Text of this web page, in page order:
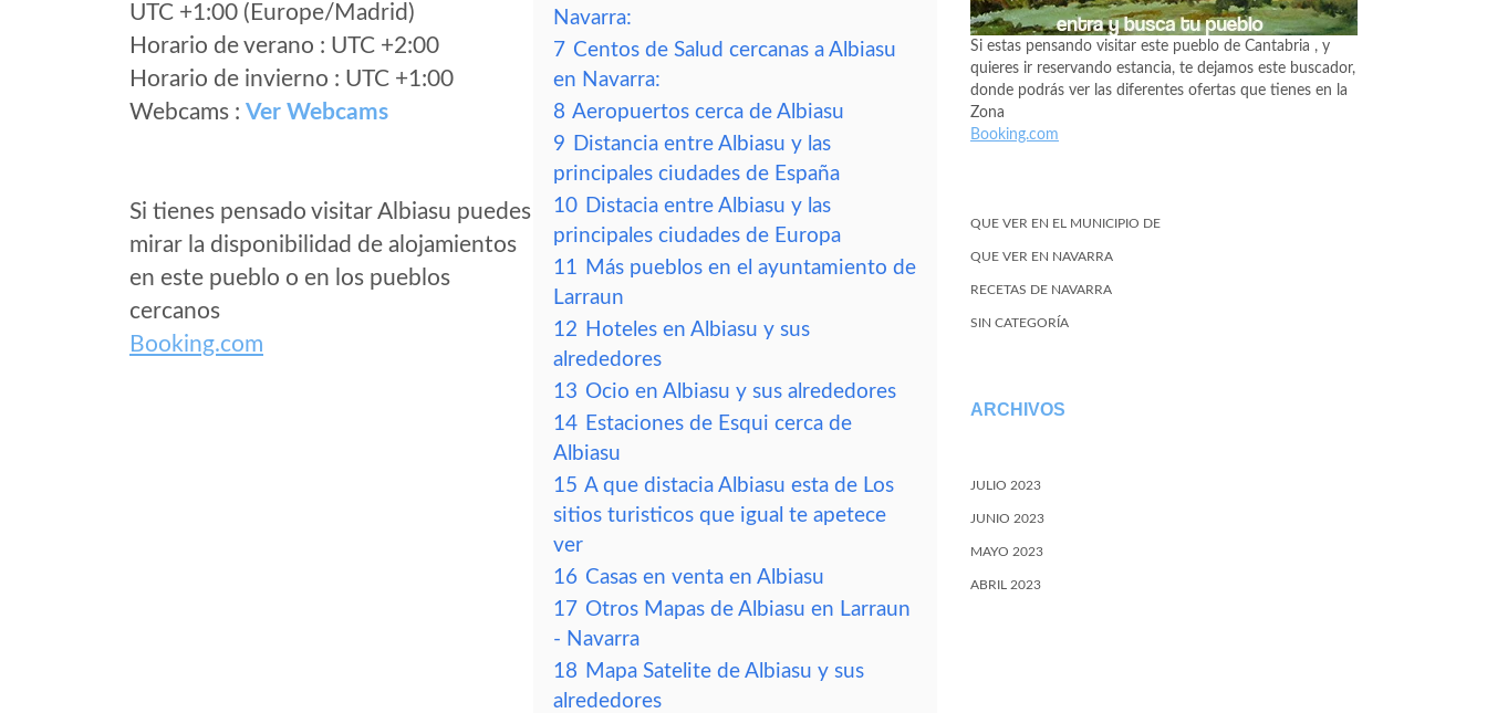
UTC +1:00 (Europe/Madrid)
Horario de verano : UTC +2:00
Horario de invierno : UTC +1:00
Webcams : Ver Webcams
Si tienes pensado visitar Albiasu puedes
mirar la disponibilidad de alojamientos
en este pueblo o en los pueblos
cercanos
Booking.com
Navarra:
7 Centos de Salud cercanas a Albiasu
en Navarra:
8 Aeropuertos cerca de Albiasu
9 Distancia entre Albiasu y las
principales ciudades de España
10 Distacia entre Albiasu y las
principales ciudades de Europa
11 Más pueblos en el ayuntamiento de
Larraun
12 Hoteles en Albiasu y sus
alrededores
13 Ocio en Albiasu y sus alrededores
14 Estaciones de Esqui cerca de
Albiasu
15 A que distacia Albiasu esta de Los
sitios turisticos que igual te apetece
ver
16 Casas en venta en Albiasu
17 Otros Mapas de Albiasu en Larraun
- Navarra
18 Mapa Satelite de Albiasu y sus
alrededores
Si estas pensando visitar este pueblo de Cantabria , y
quieres ir reservando estancia, te dejamos este buscador,
donde podrás ver las diferentes ofertas que tienes en la
Zona
Booking.com
QUE VER EN EL MUNICIPIO DE
QUE VER EN NAVARRA
RECETAS DE NAVARRA
SIN CATEGORÍA
ARCHIVOS
JULIO 2023
JUNIO 2023
MAYO 2023
ABRIL 2023